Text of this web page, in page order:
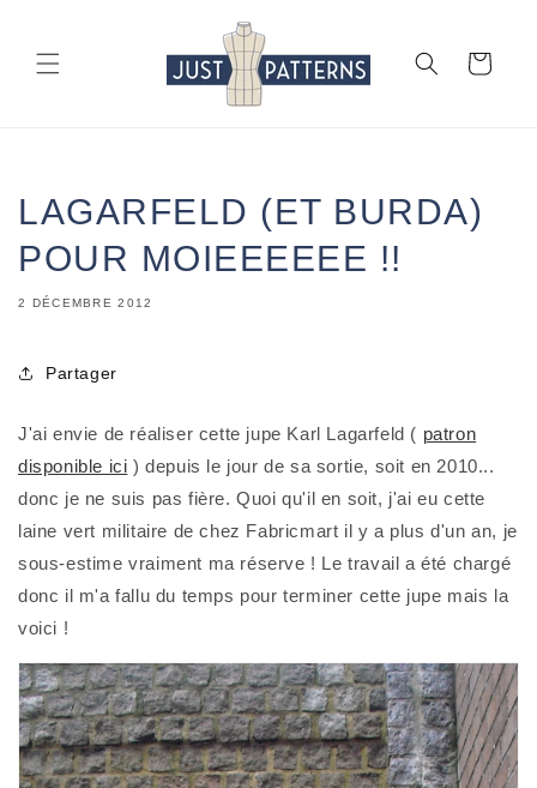
au
contenu
Panier
LAGARFELD (ET BURDA)
POUR MOIEEEEEE !!
2 DÉCEMBRE 2012
Partager
J'ai envie de réaliser cette jupe Karl Lagarfeld ( patron
disponible ici ) depuis le jour de sa sortie, soit en 2010...
donc je ne suis pas fière. Quoi qu'il en soit, j'ai eu cette
laine vert militaire de chez Fabricmart il y a plus d'un an, je
sous-estime vraiment ma réserve ! Le travail a été chargé
donc il m'a fallu du temps pour terminer cette jupe mais la
voici !